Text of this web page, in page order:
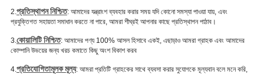
2. প্রতিস্থাপন নিশ্চিত: আমাদের যন্ত্রাংশ ব্যবহার করার সময় যদি কোনো সমস্যা পাওয়া যায়, এবং
প্রযুক্তিগত সহায়তা সমাধান করতে না পারে, আমরা শীঘ্রই আপনার কাছে প্রতিস্থাপন পাঠাব।
3. কোয়ালিটি নিশ্চিত: আমাদের পণ্য 100% আসল হিসাবে একই, এছাড়াও আমরা গ্রাহক এবং আমাদের
কোম্পানি উভয়ের জন্য খরচ কমাতে কিছু অংশ বিকাশ করব
4. প্রতিযোগিতামূলক মূল্য: আমরা প্রতিটি গ্রাহকের সাথে ব্যবসা করার সুযোগকে মূল্যবান বলে মনে করি,